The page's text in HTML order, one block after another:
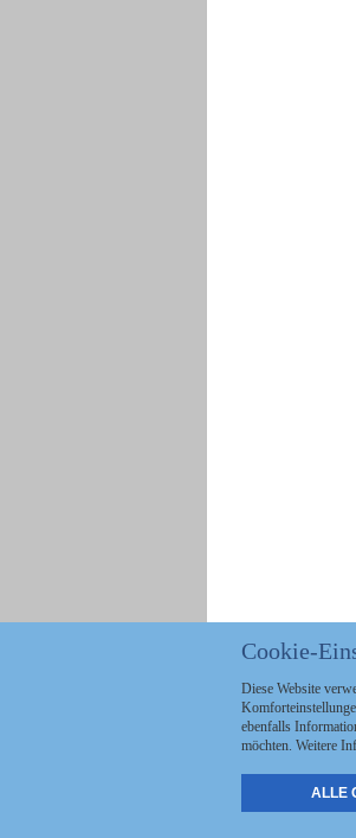
Politik
Cookie-
Diese Website
ebenfalls
möchten. Weitere
ALLE